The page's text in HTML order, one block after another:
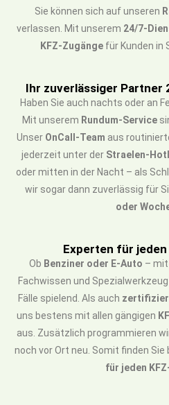
Sie können sich auf unseren
verlassen. Mit unserem 24/7-
KFZ-Zugänge für Kunden in
Ihr zuverlässiger Partner
Haben Sie auch nachts oder an
Mit unserem Rundum-Service
Unser OnCall-Team aus
jederzeit unter der Straelen-
oder mitten in der Nacht – als
wir sogar dann zuverlässig für
oder
Experten für
Ob Benziner oder E-Auto –
Fachwissen und
Fälle spielend. Als auch
uns bestens mit allen gängigen
aus. Zusätzlich programmieren
noch vor Ort neu. Somit finden Sie
für jeden